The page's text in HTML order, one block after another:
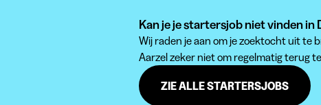
Kan je je startersjob niet vinden in
Wij raden je aan om je zoektocht uit te
Aarzel zeker niet om regelmatig terug
ZIE ALLE STARTERSJOBS